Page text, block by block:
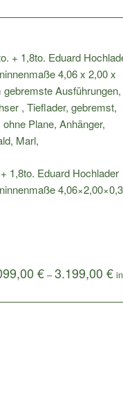
1,8to. Eduard Hochlader
€– 3.199,00 €